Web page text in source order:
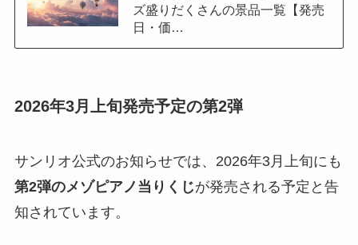
ズ盛りだくさんの景品一覧【発売
日・価…
2026年3月上旬発売予定の第2弾
サンリオ公式のお知らせでは、2026年3月上旬にも
第2弾のメゾピアノ当りくじが発売される予定と告
知されています。